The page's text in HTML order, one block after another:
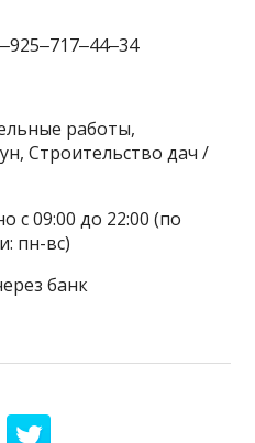
работы,
Строительство дач /
с 09:00 до 22:00 (по
пн-вс)
банк